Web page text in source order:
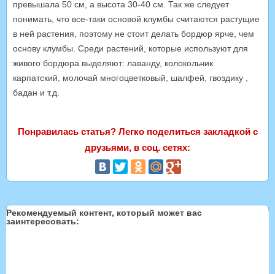
превышала 50 см, а высота 30-40 см. Так же следует
понимать, что все-таки основой клумбы считаются растущие
в ней растения, поэтому не стоит делать бордюр ярче, чем
основу клумбы. Среди растений, которые используют для
живого бордюра выделяют: лаванду, колокольчик
карпатский, молочай многоцветковый, шалфей, гвоздику ,
бадан и т.д.
Понравилась статья? Легко поделиться закладкой с
друзьями, в соц. сетях:
Рекомендуемый контент, который может вас
заинтересовать: